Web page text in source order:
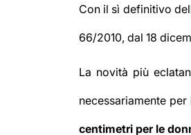
Con il sì definitivo
66/2010, dal 18
La novità più
necessariamente
centimetri per le